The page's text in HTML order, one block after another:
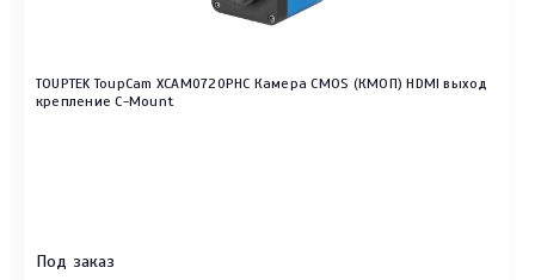
TOUPTEK ToupCam XCAM0720PHC Камера CMOS (КМОП) HDMI выход
крепление C-Mount
Под заказ